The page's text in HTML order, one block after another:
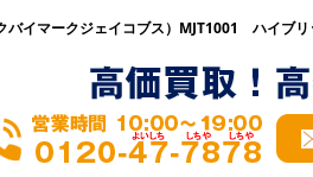
イマークジェイコブス）MJT1001 ハイブ